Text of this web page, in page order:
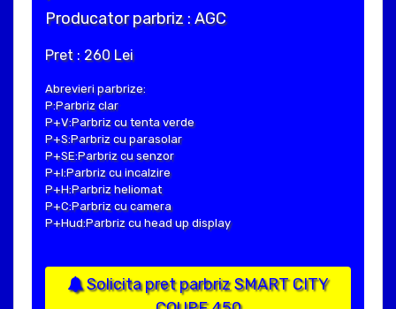
Producator parbriz : AGC
Pret : 260 Lei
Abrevieri parbrize:
P:Parbriz clar
P+V:Parbriz cu tenta verde
P+S:Parbriz cu parasolar
P+SE:Parbriz cu senzor
P+I:Parbriz cu incalzire
P+H:Parbriz heliomat
P+C:Parbriz cu camera
P+Hud:Parbriz cu head up display
Solicita pret parbriz SMART CITY